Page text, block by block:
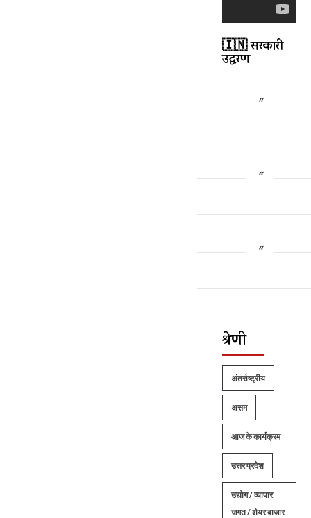
🇮🇳 सरकारी
उद्धरण
श्रेणी
अंतर्राष्ट्रीय
असम
आज के कार्यक्रम
उत्तर प्रदेश
उद्योग / व्यापार
जगत / शेयर बाजार